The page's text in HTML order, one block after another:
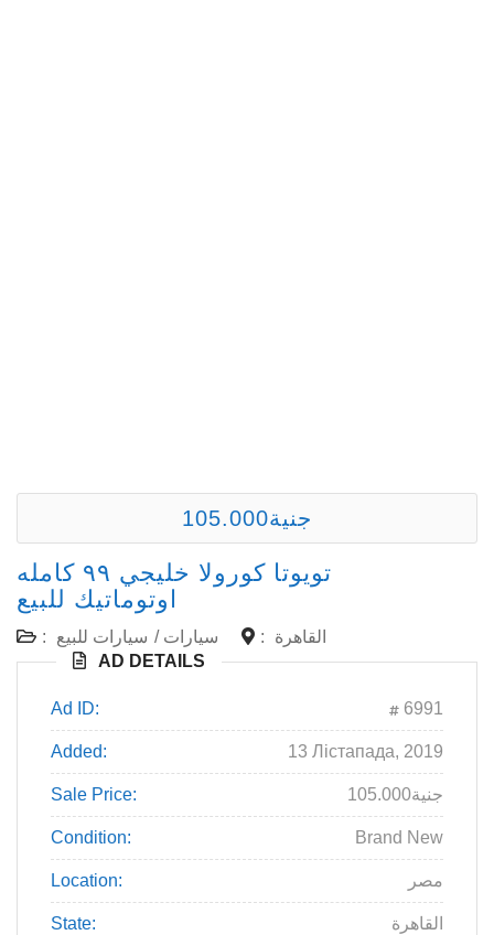
105.000جنية
تويوتا كورولا خليجي ٩٩ كامله
اوتوماتيك للبيع
: سيارات / سيارات للبيع :
القاهرة
AD DETAILS
Ad ID: 6991
Added: 13 Лістапада, 2019
Sale Price: 105.000جنية
Condition: Brand New
Location: مصر
State: القاهرة